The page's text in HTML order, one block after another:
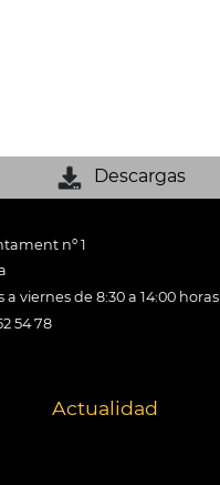
Descargas
nº 1
a viernes de 8:30 a 14:00 horas
54 78
Actualidad